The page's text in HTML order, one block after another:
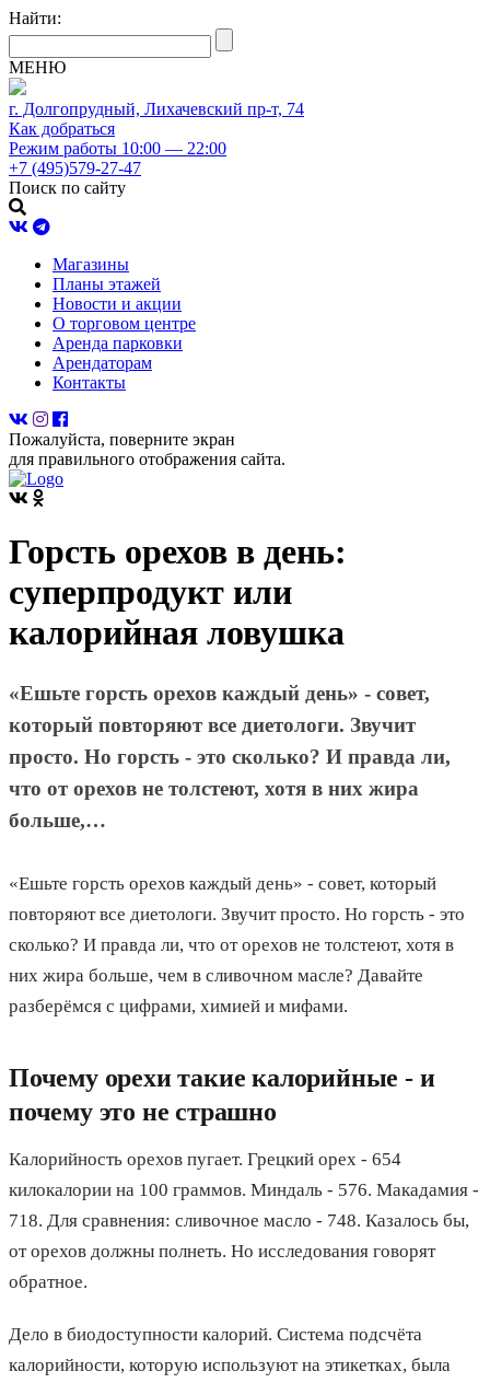
Найти:
МЕНЮ
г. Долгопрудный, Лихачевский пр-т, 74
Как добраться
Режим работы 10:00 — 22:00
+7 (495)579-27-47
Поиск по сайту
Магазины
Планы этажей
Новости и акции
О торговом центре
Аренда парковки
Арендаторам
Контакты
Пожалуйста, поверните экран
для правильного отображения сайта.
Горсть орехов в день:
суперпродукт или
калорийная ловушка
«Ешьте горсть орехов каждый день» - совет,
который повторяют все диетологи. Звучит
просто. Но горсть - это сколько? И правда ли,
что от орехов не толстеют, хотя в них жира
больше,…
«Ешьте горсть орехов каждый день» - совет, который
повторяют все диетологи. Звучит просто. Но горсть - это
сколько? И правда ли, что от орехов не толстеют, хотя в
них жира больше, чем в сливочном масле? Давайте
разберёмся с цифрами, химией и мифами.
Почему орехи такие калорийные - и
почему это не страшно
Калорийность орехов пугает. Грецкий орех - 654
килокалории на 100 граммов. Миндаль - 576. Макадамия -
718. Для сравнения: сливочное масло - 748. Казалось бы,
от орехов должны полнеть. Но исследования говорят
обратное.
Дело в биодоступности калорий. Система подсчёта
калорийности, которую используют на этикетках, была